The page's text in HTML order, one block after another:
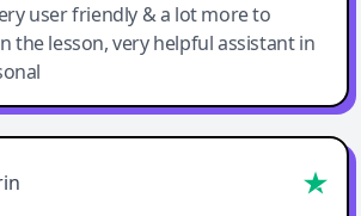
user friendly & a lot more to
the lesson, very helpful assistant in